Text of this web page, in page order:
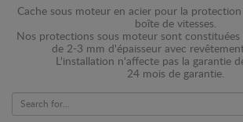
Cache sous moteur en acier pour la
boîte de vitesses.
Nos protections sous moteur sont constituées
de 2-3 mm d'épaisseur avec
L'installation n'affecte pas la garantie
24 mois de garantie.